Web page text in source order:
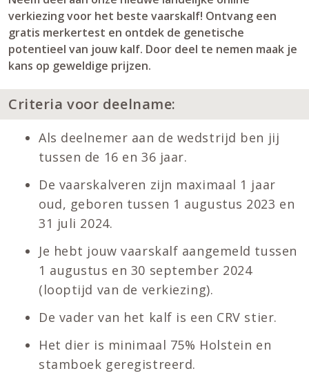
verkiezing voor het beste vaarskalf! Ontvang een
gratis merkertest en ontdek de genetische
potentieel van jouw kalf. Door deel te nemen maak je
kans op geweldige prijzen.
Criteria voor deelname:
Als deelnemer aan de wedstrijd ben jij
tussen de 16 en 36 jaar.
De vaarskalveren zijn maximaal 1 jaar
oud, geboren tussen 1 augustus 2023 en
31 juli 2024.
Je hebt jouw vaarskalf aangemeld tussen
1 augustus en 30 september 2024
(looptijd van de verkiezing).
De vader van het kalf is een CRV stier.
Het dier is minimaal 75% Holstein en
stamboek geregistreerd.